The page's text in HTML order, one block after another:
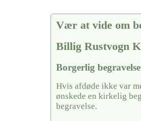
Vær at vide om
Billig Rustvogn
Borgerlig begravelse
Hvis afdøde ikke var
ønskede en kirkelig
begravelse.